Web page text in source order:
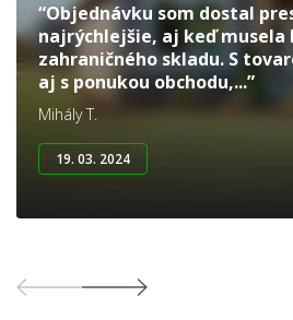
“Objednávku som dostal
najrýchlejšie, aj keď musela
zahraničného skladu. S
aj s ponukou obchodu,...”
Mihály T.
19. 03. 2024